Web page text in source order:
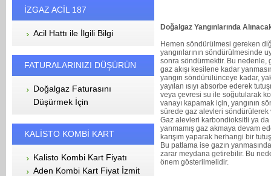
İZGAZ ACİL 187
Acil Hattı ile İlgili Bilgi
FATURALARINIZI DÜŞÜRÜN
Doğalgaz Faturasını
Düşürmek İçin
KALİSTO KOMBİ KART
Kalisto Kombi Kart Fiyatı
Aden Kombi Kart Fiyat İzmit
Doğalgaz Yangınlarında
Hemen söndürülmesi gereken
yangınlarının söndürülmesinde
sonra söndürmektir. Bu nedenle,
gaz akışı kesilene kadar
yangın söndürülünceye kadar,
yayılan ısıyı absorbe ederek
veya çevresi su ile soğutularak
vanayı kapamak için, yangının
sürede gaz alevleri söndürülerek
Gaz alevleri karbondioksitli ya
yanmamış gaz akmaya devam
karışım yaparak herhangi bir
Bu patlama ise gazın
zarar meydana getirebilir. Bu
önem gösterilmelidir.